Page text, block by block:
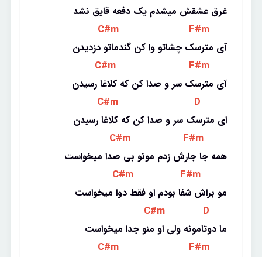
غرق عشقش میشدم یک دفعه قایق نشد
C#m F#m
آی مترسک چشاتو وا کن گندماتو دزدیدن
C#m F#m
آی مترسک سر و صدا کن که کلاغا رسیدن
C#m D
ای مترسک سر و صدا کن که کلاغا رسیدن
C#m F#m
همه جا جارش زدم مونو بی صدا میخواست
C#m F#m
مو براش شفا بودم او فقط دوا میخواست
C#m D
ما دوتامونه ولی او منو جدا میخواست
C#m F#m